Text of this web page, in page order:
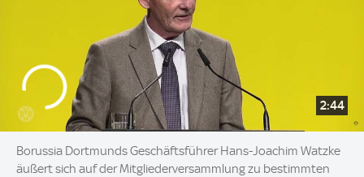
2:44
Borussia Dortmunds Geschäftsführer Hans-Joachim Watzke
äußert sich auf der Mitgliederversammlung zu bestimmten